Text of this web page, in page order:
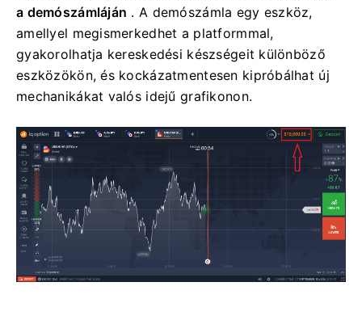
a demószámláján . A demószámla egy eszköz,
amellyel megismerkedhet a platformmal,
gyakorolhatja kereskedési készségeit különböző
eszközökön, és kockázatmentesen kipróbálhat új
mechanikákat valós idejű grafikonon.